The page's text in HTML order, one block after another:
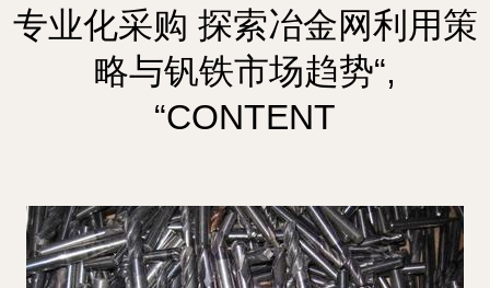
专业化采购 探索冶金网利用策
略与钒铁市场趋势“,
“CONTENT